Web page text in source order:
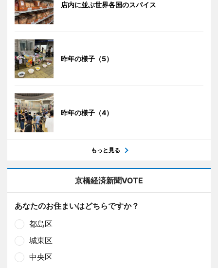
店内に並ぶ世界各国のスパイス
昨年の様子（5）
昨年の様子（4）
もっと見る
京橋経済新聞VOTE
あなたのお住まいはどちらですか？
都島区
城東区
中央区